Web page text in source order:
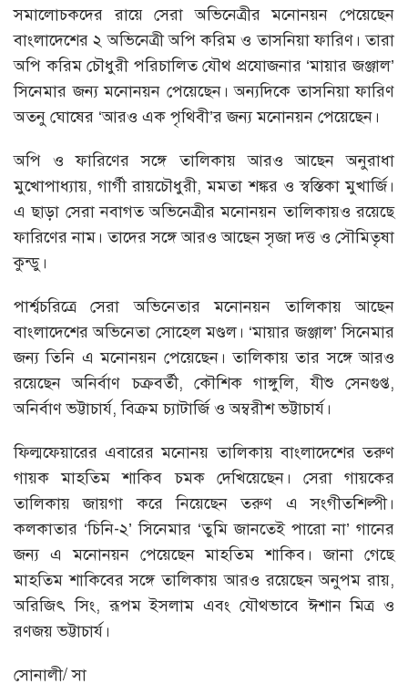
সমালোচকদের রায়ে সেরা অভিনেত্রীর মনোনয়ন পেয়েছেন
বাংলাদেশের ২ অভিনেত্রী অপি করিম ও তাসনিয়া ফারিণ। তারা
অপি করিম চৌধুরী পরিচালিত যৌথ প্রযোজনার ‘মায়ার জঞ্জাল’
সিনেমার জন্য মনোনয়ন পেয়েছেন। অন্যদিকে তাসনিয়া ফারিণ
অতনু ঘোষের ‘আরও এক পৃথিবী’র জন্য মনোনয়ন পেয়েছেন।
অপি ও ফারিণের সঙ্গে তালিকায় আরও আছেন অনুরাধা
মুখোপাধ্যায়, গার্গী রায়চৌধুরী, মমতা শঙ্কর ও স্বস্তিকা মুখার্জি।
এ ছাড়া সেরা নবাগত অভিনেত্রীর মনোনয়ন তালিকায়ও রয়েছে
ফারিণের নাম। তাদের সঙ্গে আরও আছেন সৃজা দত্ত ও সৌমিতৃষা
কুন্ডু।
পার্শ্বচরিত্রে সেরা অভিনেতার মনোনয়ন তালিকায় আছেন
বাংলাদেশের অভিনেতা সোহেল মণ্ডল। ‘মায়ার জঞ্জাল’ সিনেমার
জন্য তিনি এ মনোনয়ন পেয়েছেন। তালিকায় তার সঙ্গে আরও
রয়েছেন অনির্বাণ চক্রবর্তী, কৌশিক গাঙ্গুলি, যীশু সেনগুপ্ত,
অনির্বাণ ভট্টাচার্য, বিক্রম চ্যাটার্জি ও অম্বরীশ ভট্টাচার্য।
ফিল্মফেয়ারের এবারের মনোনয় তালিকায় বাংলাদেশের তরুণ
গায়ক মাহতিম শাকিব চমক দেখিয়েছেন। সেরা গায়কের
তালিকায় জায়গা করে নিয়েছেন তরুণ এ সংগীতশিল্পী।
কলকাতার ‘চিনি-২’ সিনেমার ‘তুমি জানতেই পারো না’ গানের
জন্য এ মনোনয়ন পেয়েছেন মাহতিম শাকিব। জানা গেছে
মাহতিম শাকিবের সঙ্গে তালিকায় আরও রয়েছেন অনুপম রায়,
অরিজিৎ সিং, রূপম ইসলাম এবং যৌথভাবে ঈশান মিত্র ও
রণজয় ভট্টাচার্য।
সোনালী/ সা